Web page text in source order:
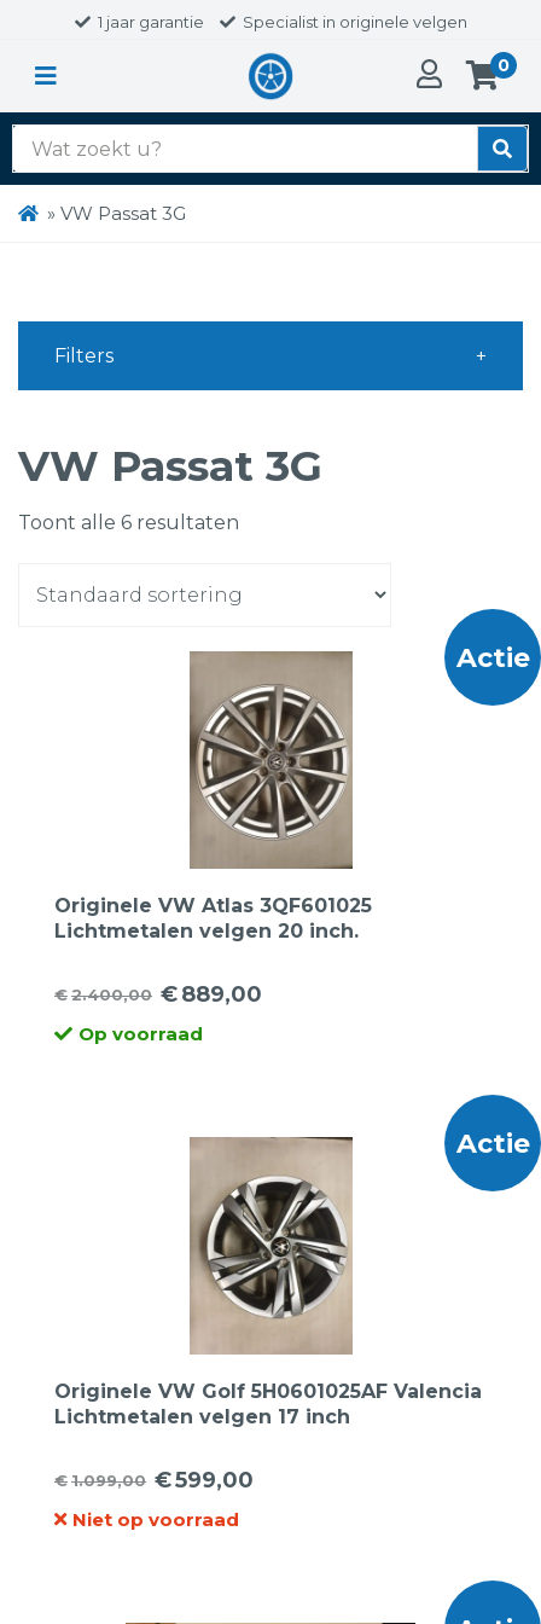
1 jaar garantie Specialist in originele velgen
0
Zoek
naar:
» VW Passat 3G
VW Passat 3G
Toont alle 6 resultaten
Actie
Originele VW Atlas 3QF601025
Lichtmetalen velgen 20 inch.
€2.400,00
Oorspronkelijke
prijs
€889,00
Huidige
prijsOp voorraad
Actie
Originele VW Golf 5H0601025AF Valencia
Lichtmetalen velgen 17 inch
€1.099,00
Oorspronkelijke
prijs
€599,00
Huidige
prijs
Niet op voorraad
Filters